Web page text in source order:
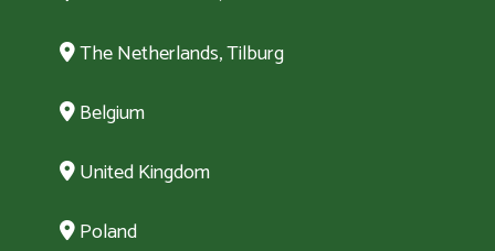
The Netherlands, Tilburg
Belgium
United Kingdom
Poland